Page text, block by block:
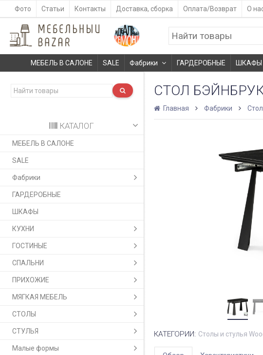
Фото Статьи Контакты Доставка, сборка Оплата/Возврат О
МЕБЕЛЬ В САЛОНЕ SALE Фабрики ГАРДЕРОБНЫЕ ШКАФЫ
КАТАЛОГ
МЕБЕЛЬ В САЛОНЕ
SALE
Фабрики
ГАРДЕРОБНЫЕ
ШКАФЫ
КУХНИ
ГОСТИНЫЕ
СПАЛЬНИ
ПРИХОЖИЕ
МЯГКАЯ МЕБЕЛЬ
СТОЛЫ
СТУЛЬЯ
Малые формы
СТОЛ
Главная Фабрики
КАТЕГОРИИ: Столы и стулья